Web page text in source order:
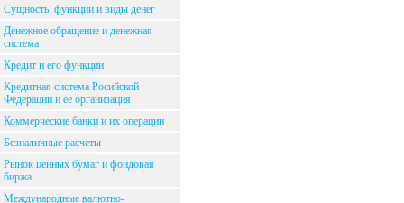
Сущность, функции и виды денег
Денежное обращение и денежная
система
Кредит и его функции
Кредитная система Росийской
Федерации и ее организация
Коммерческие банки и их операции
Безналичные расчеты
Рынок ценных бумаг и фондовая
биржа
Международные валютно-